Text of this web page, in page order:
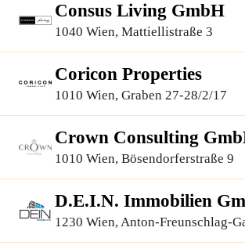
Consus Living GmbH
1040 Wien, Mattiellistraße 3
Coricon Properties
1010 Wien, Graben 27-28/2/17
Crown Consulting
1010 Wien, Bösendorferstraße 9
D.E.I.N. Immobilien
1230 Wien, Anton-Freunschlag-